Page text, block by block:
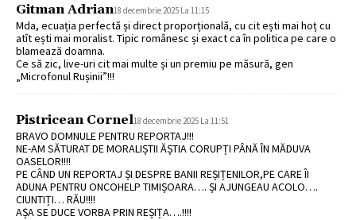
Gitman Adrian18 decembrie 2025 La 11:15
Mda, ecuația perfectă și direct proporțională, cu cit ești mai hoț cu
atît ești mai moralist. Tipic românesc și exact ca în politica pe care o
blamează doamna.
Ce să zic, live-uri cit mai multe și un premiu pe măsură, gen
„Microfonul Rușinii”!!!
Pistricean Cornel18 decembrie 2025 La 11:51
BRAVO DOMNULE PENTRU REPORTAJ!!!
NE-AM SĂTURAT DE MORALIȘTII ĂȘTIA CORUPȚI PÂNĂ ÎN MĂDUVA
OASELOR!!!!
PE CÂND UN REPORTAJ ȘI DESPRE BANII REȘIȚENILOR,PE CARE ÎI
ADUNA PENTRU ONCOHELP TIMIȘOARA…. ȘI AJUNGEAU ACOLO….
CIUNTIȚI… RĂU!!!!
AȘA SE DUCE VORBA PRIN REȘIȚA….!!!!